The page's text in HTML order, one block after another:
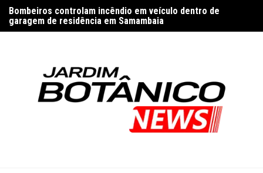
para
o
garagem de residência em Samambaia
Pai reconhece filha aos 102 anos no Distrito Federal